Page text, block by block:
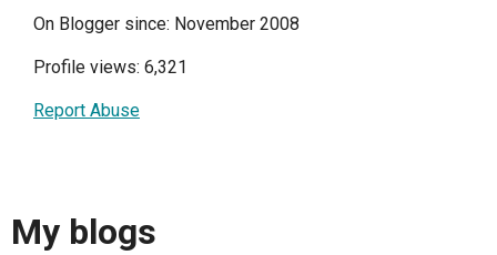
On Blogger since: November 2008
Profile views: 6,321
Report Abuse
My blogs